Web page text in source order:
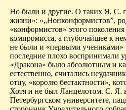
Но были и другие. О таких Я. С.
жизни»: «„Нонконформистов”,
«конформистов» этого
компромисса, а глубочайшее к
не были и «первыми
последние плохо воспринимали
«Дракона» было абсолютным и
естественно, считались
отцу, «королю бестактности»,
Хотя и не был Ланцелотом. С. Я.
Петербургском университете,